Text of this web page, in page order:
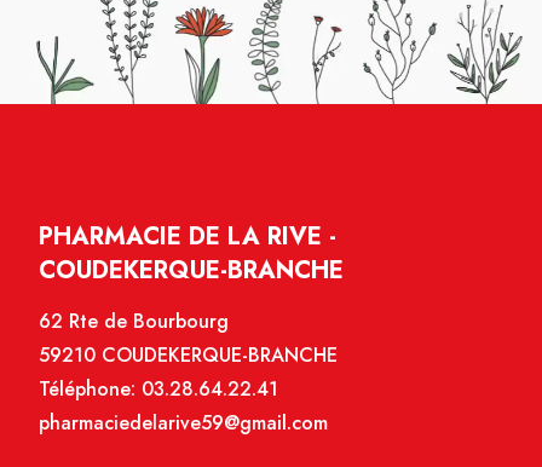
PHARMACIE DE LA RIVE -
COUDEKERQUE-BRANCHE
62 Rte de Bourbourg
59210 COUDEKERQUE-BRANCHE
Téléphone: 03.28.64.22.41
pharmaciedelarive59@gmail.com